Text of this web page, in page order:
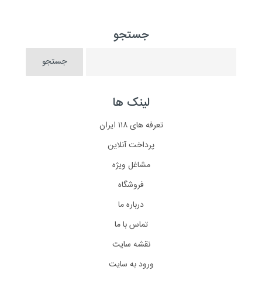
جستجو
لینک ها
تعرفه های ۱۱۸ ایران
پرداخت آنلاین
مشاغل ویژه
فروشگاه
درباره ما
تماس با ما
نقشه سایت
ورود به سایت